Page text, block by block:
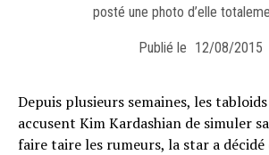
posté une photo d’elle
Publié le 12/08/2015
Depuis plusieurs semaines, les
accusent Kim Kardashian de simuler
faire taire les rumeurs, la star a décidé